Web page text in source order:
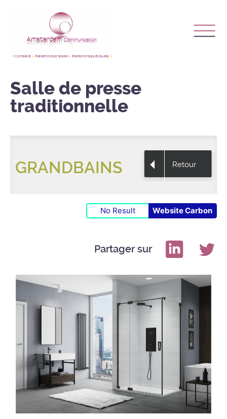
Salle de presse
traditionnelle
Retour
GRANDBAINS
No Result Website Carbon
Partager sur